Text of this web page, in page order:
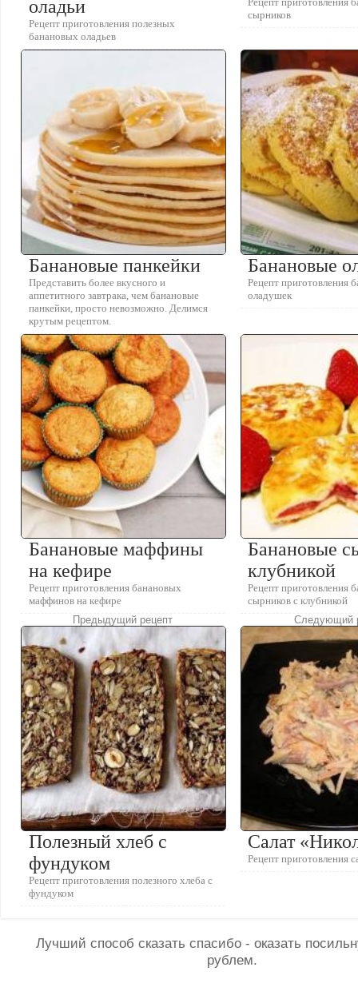
оладьи
Рецепт приготовления полезных
банановых оладьев
сырников
Банановые панкейки
Представить более вкусного и
аппетитного завтрака, чем банановые
панкейки, просто невозможно. Делимся
крутым рецептом.
Банановые
Рецепт приготовления
оладушек
Банановые маффины
на кефире
Рецепт приготовления банановых
маффинов на кефире
Банановые
клубникой
Рецепт приготовления
сырников с клубникой
Предыдущий рецепт
Полезный хлеб с
фундуком
Рецепт приготовления полезного хлеба с
фундуком
Следующий
Салат
Рецепт приготовления
Лучший способ сказать спасибо - оказать
рублем.